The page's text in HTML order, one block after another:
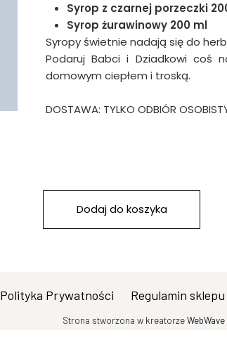
Syrop z czarnej porzeczki
Syrop żurawinowy 200 ml
Syropy świetnie nadają się do
Podaruj Babci i Dziadkowi coś
domowym ciepłem i troską.
DOSTAWA: TYLKO ODBIÓR
Dodaj do koszyka
Polityka Prywatności Regulamin sklepu
Strona stworzona w kreatorzeWebWave